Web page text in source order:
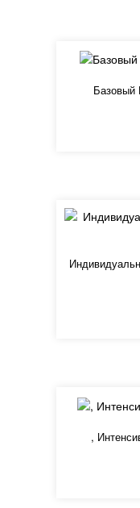
Базовый
,